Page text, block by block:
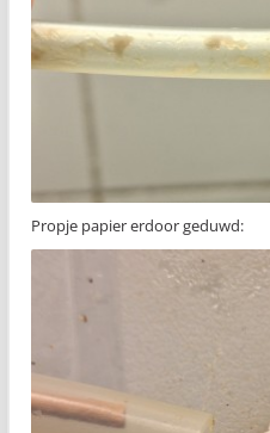
Propje papier erdoor geduwd: